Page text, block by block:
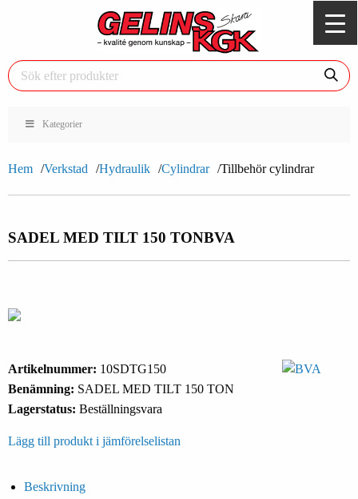
Kategorier
Hem Verkstad Hydraulik Cylindrar Tillbehör cylindrar
SADEL MED TILT 150 TONBVA
Artikelnummer: 10SDTG150
Benämning: SADEL MED TILT 150 TON
Lagerstatus: Beställningsvara
Lägg till produkt i jämförelselistan
Beskrivning